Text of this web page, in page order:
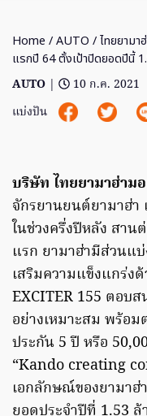
Home /AUTO / ไทยยามา
แรกปี 64 ตั้งเป้าปิดยอดปีนี้
AUTO |
10 ก.ค. 2021
แบ่งปัน
บริษัท ไทยยามาฮ่าม
จักรยานยนต์ยามาฮ่า
ในช่วงครึ่งปีหลัง สาน
แรก ยามาฮ่ามีส่วนแ
เสริมความแข็งแกร่ง
EXCITER 155 ตอบ
อย่างเหมาะสม พร้อ
ประกัน 5 ปี หรือ
“Kando creating
เอกลักษณ์ของยามา